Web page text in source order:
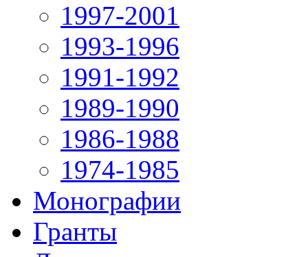
1997-2001
1993-1996
1991-1992
1989-1990
1986-1988
1974-1985
Монографии
Гранты